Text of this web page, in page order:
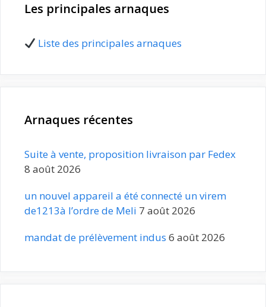
Les principales arnaques
Liste des principales arnaques
Arnaques récentes
Suite à vente, proposition livraison par Fedex
8 août 2026
un nouvel appareil a été connecté un virem
de1213à l’ordre de Meli 7 août 2026
mandat de prélèvement indus 6 août 2026